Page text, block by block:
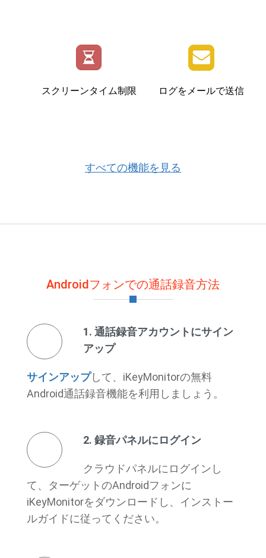
スクリーンタイム制限 ログをメールで送信
すべての機能を見る
Androidフォンでの通話録音方法
1. 通話録音アカウントにサイン
アップ
サインアップして、iKeyMonitorの無料
Android通話録音機能を利用しましょう。
2. 録音パネルにログイン
クラウドパネルにログインし
て、ターゲットのAndroidフォンに
iKeyMonitorをダウンロードし、インストー
ルガイドに従ってください。